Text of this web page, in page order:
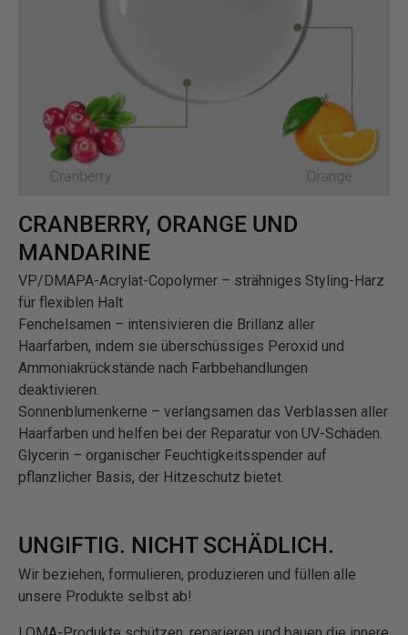
CRANBERRY, ORANGE UND
MANDARINE
VP/DMAPA-Acrylat-Copolymer – strähniges Styling-Harz
für flexiblen Halt
Fenchelsamen – intensivieren die Brillanz aller
Haarfarben, indem sie überschüssiges Peroxid und
Ammoniakrückstände nach Farbbehandlungen
deaktivieren.
Sonnenblumenkerne – verlangsamen das Verblassen aller
Haarfarben und helfen bei der Reparatur von UV-Schäden.
Glycerin – organischer Feuchtigkeitsspender auf
pflanzlicher Basis, der Hitzeschutz bietet.
UNGIFTIG. NICHT SCHÄDLICH.
Wir beziehen, formulieren, produzieren und füllen alle
unsere Produkte selbst ab!